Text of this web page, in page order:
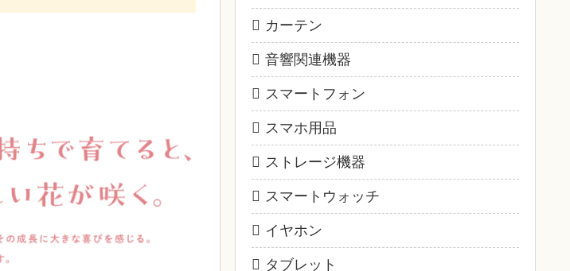
カーテン
音響関連機器
スマートフォン
スマホ用品
ストレージ機器
スマートウォッチ
イヤホン
タブレット